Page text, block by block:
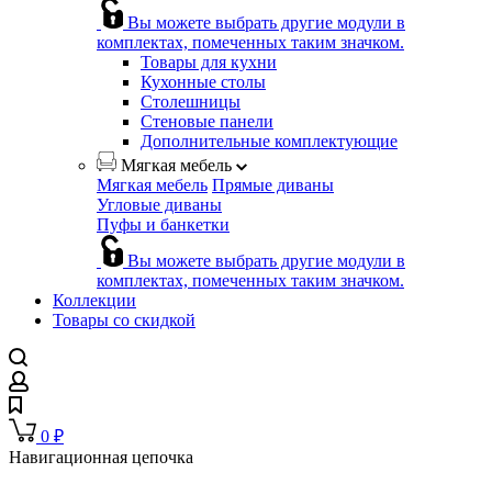
Вы можете выбрать другие модули в
комплектах, помеченных таким значком.
Товары для кухни
Кухонные столы
Столешницы
Стеновые панели
Дополнительные комплектующие
Мягкая мебель
Мягкая мебель Прямые диваны
Угловые диваны
Пуфы и банкетки
Вы можете выбрать другие модули в
комплектах, помеченных таким значком.
Коллекции
Товары со скидкой
0 ₽
Навигационная цепочка